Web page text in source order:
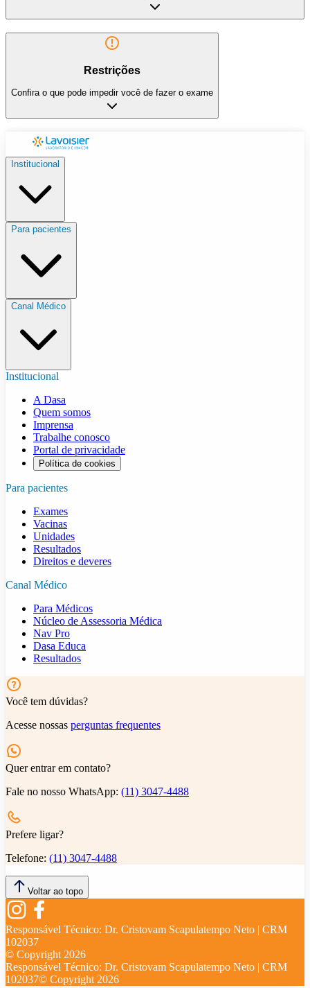
Restrições
Confira o que pode impedir você de fazer o exame
Institucional
Para pacientes
Canal Médico
Institucional
A Dasa
Quem somos
Imprensa
Trabalhe conosco
Portal de privacidade
Política de cookies
Para pacientes
Exames
Vacinas
Unidades
Resultados
Direitos e deveres
Canal Médico
Para Médicos
Núcleo de Assessoria Médica
Nav Pro
Dasa Educa
Resultados
Você tem dúvidas?
Acesse nossas perguntas frequentes
Quer entrar em contato?
Fale no nosso WhatsApp: (11) 3047-4488
Prefere ligar?
Telefone: (11) 3047-4488
Voltar ao topo
Responsável Técnico: Dr. Cristovam Scapulatempo Neto | CRM
102037
© Copyright 2026
Responsável Técnico: Dr. Cristovam Scapulatempo Neto | CRM
102037© Copyright 2026